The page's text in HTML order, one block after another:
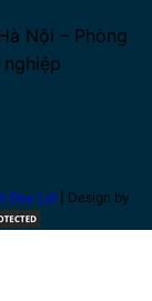
Nội – Phòng
Duy Lợi
| Design by